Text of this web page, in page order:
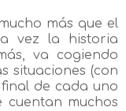
más que el
vez la historia
va cogiendo
situaciones (con
de cada uno
cuentan muchos